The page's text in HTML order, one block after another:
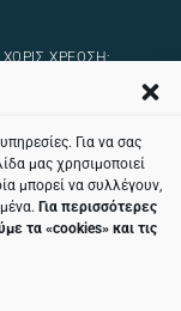
Για να σας
μας χρησιμοποιεί
μπορεί να συλλέγουν,
Για περισσότερες
τα «cookies» και τις
ΧΡΈΩΣΗ: